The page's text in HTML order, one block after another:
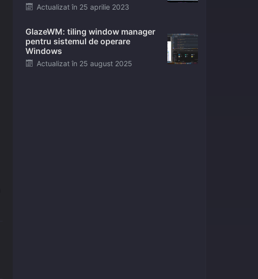
Posted
Actualizat în 25 aprilie 2023
GlazeWM: tiling window manager
pentru sistemul de operare
Windows
Posted
Actualizat în 25 august 2025